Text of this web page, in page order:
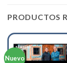
PRODUCTOS
Nuevo